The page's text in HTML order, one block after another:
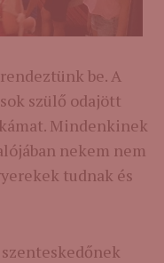
be. A
szülő odajött
Mindenkinek
nekem nem
tudnak és